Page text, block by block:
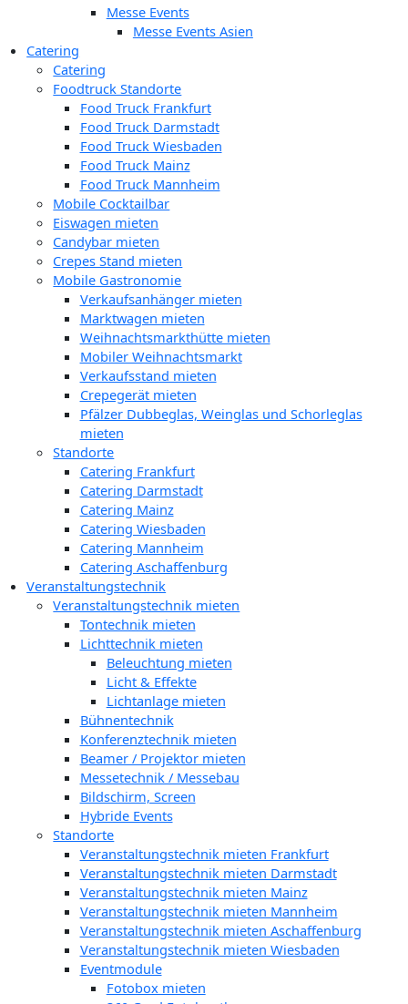
Messe Events
Messe Events Asien
Catering
Catering
Foodtruck Standorte
Food Truck Frankfurt
Food Truck Darmstadt
Food Truck Wiesbaden
Food Truck Mainz
Food Truck Mannheim
Mobile Cocktailbar
Eiswagen mieten
Candybar mieten
Crepes Stand mieten
Mobile Gastronomie
Verkaufsanhänger mieten
Marktwagen mieten
Weihnachtsmarkthütte mieten
Mobiler Weihnachtsmarkt
Verkaufsstand mieten
Crepegerät mieten
Pfälzer Dubbeglas, Weinglas und Schorleglas
mieten
Standorte
Catering Frankfurt
Catering Darmstadt
Catering Mainz
Catering Wiesbaden
Catering Mannheim
Catering Aschaffenburg
Veranstaltungstechnik
Veranstaltungstechnik mieten
Tontechnik mieten
Lichttechnik mieten
Beleuchtung mieten
Licht & Effekte
Lichtanlage mieten
Bühnentechnik
Konferenztechnik mieten
Beamer / Projektor mieten
Messetechnik / Messebau
Bildschirm, Screen
Hybride Events
Standorte
Veranstaltungstechnik mieten Frankfurt
Veranstaltungstechnik mieten Darmstadt
Veranstaltungstechnik mieten Mainz
Veranstaltungstechnik mieten Mannheim
Veranstaltungstechnik mieten Aschaffenburg
Veranstaltungstechnik mieten Wiesbaden
Eventmodule
Fotobox mieten